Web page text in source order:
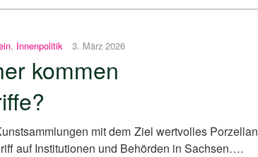
, Innenpolitik 3. März 2026
kommen
mit dem Ziel wertvolles Porzellan
auf Institutionen und Behörden in Sachsen….